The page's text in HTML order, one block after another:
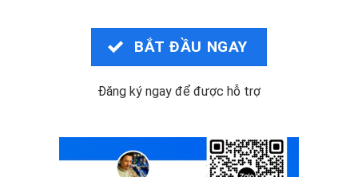
BẮT ĐẦU NGAY
Đăng ký ngay để được hỗ trợ